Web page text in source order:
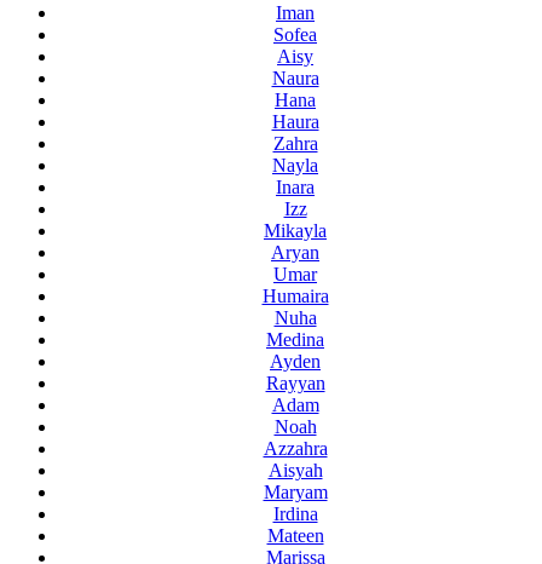
Iman
Sofea
Aisy
Naura
Hana
Haura
Zahra
Nayla
Inara
Izz
Mikayla
Aryan
Umar
Humaira
Nuha
Medina
Ayden
Rayyan
Adam
Noah
Azzahra
Aisyah
Maryam
Irdina
Mateen
Marissa